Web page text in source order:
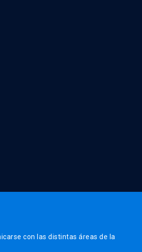
con las distintas áreas de la